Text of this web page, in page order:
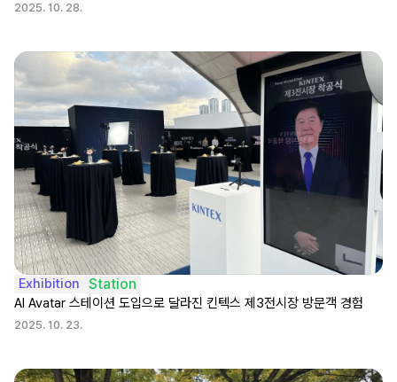
2025. 10. 28.
Exhibition Station
AI Avatar 스테이션 도입으로 달라진 킨텍스 제3전시장 방문객 경험
2025. 10. 23.